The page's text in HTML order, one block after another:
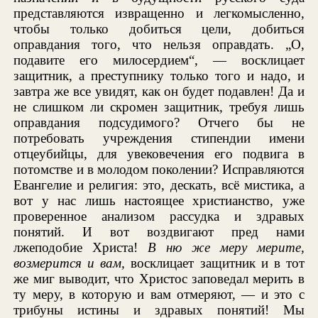
представляются извращенно и легкомысленно,
чтобы только добиться цели, добиться
оправдания того, что нельзя оправдать. „О,
подавите его милосердием“, — восклицает
защитник, а преступнику только того и надо, и
завтра же все увидят, как он будет подавлен! Да и
не слишком ли скромен защитник, требуя лишь
оправдания подсудимого? Отчего бы не
потребовать учреждения стипендии имени
отцеубийцы, для увековечения его подвига в
потомстве и в молодом поколении? Исправляются
Евангелие и религия: это, дескать, всё мистика, а
вот у нас лишь настоящее христианство, уже
проверенное анализом рассудка и здравых
понятий. И вот воздвигают пред нами
лжеподобие Христа! В ню же меру мерите,
возмерится и вам, восклицает защитник и в тот
же миг выводит, что Христос заповедал мерить в
ту меру, в которую и вам отмеряют, — и это с
трибуны истины и здравых понятий! Мы